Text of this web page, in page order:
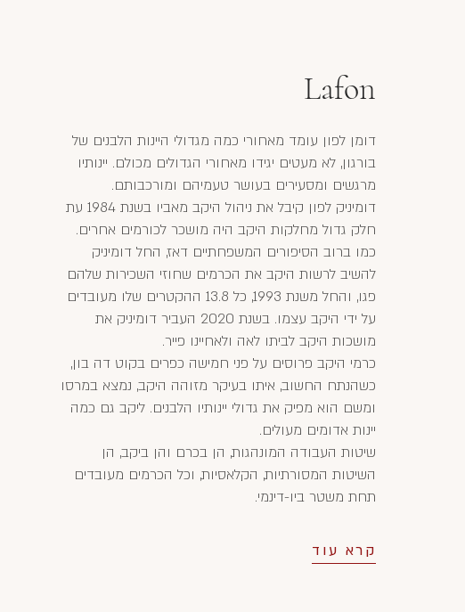
Lafon
דומן לפון עומד מאחורי כמה מגדולי היינות הלבנים של
בורגון, לא מעטים יגידו מאחורי הגדולים מכולם. יינותיו
מרגשים ומסעירים בעושר טעמיהם ומורכבותם.
דומיניק לפון קיבל את ניהול היקב מאביו בשנת 1984 עת
חלק גדול מחלקות היקב היה מושכר לכורמים אחרים.
כמו ברוב הסיפורים המשפחתיים דאז, החל דומיניק
להשיב לרשות היקב את הכרמים שחוזי השכירות שלהם
פגו, והחל משנת 1993, כל 13.8 ההקטרים שלו מעובדים
על ידי היקב עצמו. בשנת 2020 העביר דומיניק את
מושכות היקב לביתו לאה ולאחיינו פייר.
כרמי היקב פרוסים על פני חמישה כפרים בקוט דה בון,
כשהנתח החשוב, איתו בעיקר מזוהה היקב, נמצא במרסו
ומשם הוא מפיק את גדולי יינותיו הלבנים. ליקב גם כמה
יינות אדומים מעולים.
שיטות העבודה המונהגות, הן בכרם והן ביקב, הן
השיטות המסורתיות, הקלאסיות, וכל הכרמים מעובדים
תחת משטר ביו-דינמי.
קרא עוד